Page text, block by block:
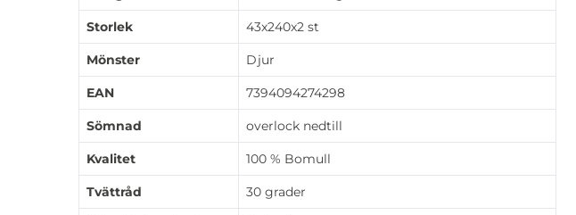
Storlek 43x240x2 st
Mönster Djur
EAN 7394094274298
Sömnad overlock nedtill
Kvalitet 100 % Bomull
Tvättråd 30 grader